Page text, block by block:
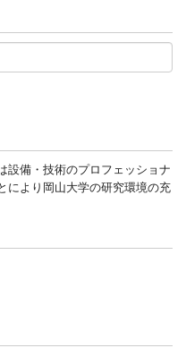
備・技術のプロフェッショナ
により岡山大学の研究環境の充